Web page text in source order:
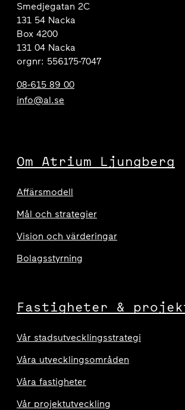
Smedjegatan 2C
131 54 Nacka
Box 4200
131 04 Nacka
orgnr: 556175-7047
08-615 89 00
info@al.se
Om Atrium Ljungberg
Affärsmodell
Mål och strategier
Vision och värderingar
Bolagsstyrning
Fastigheter &
Vår stadsutvecklingsstrategi
Våra utvecklingsområden
Våra fastigheter
Vår projektutveckling